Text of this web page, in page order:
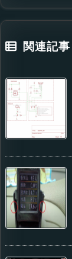
関連記事